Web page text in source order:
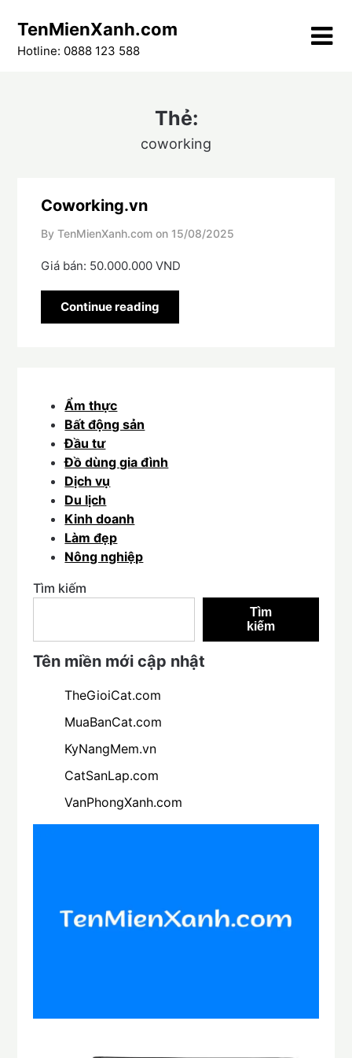
content
TenMienXanh.com
Hotline: 0888 123 588
Thẻ:
coworking
Coworking.vn
By TenMienXanh.com on 15/08/2025
Giá bán: 50.000.000 VND
Continue reading
Ẩm thực
Bất động sản
Đầu tư
Đồ dùng gia đình
Dịch vụ
Du lịch
Kinh doanh
Làm đẹp
Nông nghiệp
Tìm kiếm
Tìm
kiếm
Tên miền mới cập nhật
TheGioiCat.com
MuaBanCat.com
KyNangMem.vn
CatSanLap.com
VanPhongXanh.com